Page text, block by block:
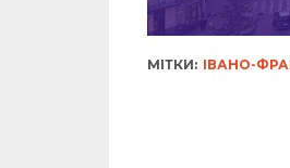
МІТКИ: ІВАНО-